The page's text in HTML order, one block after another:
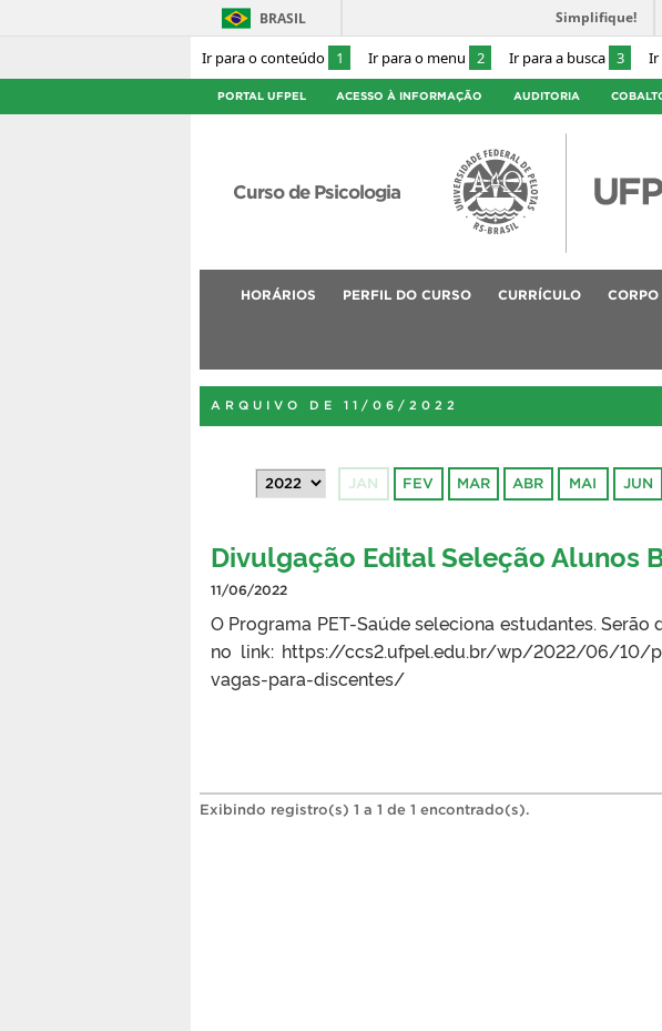
Ir para o conteúdo 1 Ir para o menu 2 Ir para a busca 3 Ir
BRASIL Simplifique!
PORTAL UFPEL ACESSO À INFORMAÇÃO AUDITORIA
Curso de Psicologia
HORÁRIOS PERFIL DO CURSO CURRÍCULO
ARQUIVO DE 11/06/2022
JAN FEV MAR ABR MAI JUN
Divulgação Edital Seleção Alunos
11/06/2022
O Programa PET-Saúde seleciona estudantes.
no link: https://ccs2.ufpel.edu.br/wp/2022/06/10/
vagas-para-discentes/
Exibindo registro(s) 1 a 1 de 1 encontrado(s).